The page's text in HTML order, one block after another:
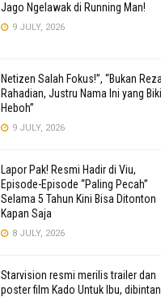
Jago Ngelawak di Running Man!
9 JULY, 2026
Netizen Salah Fokus!”, “Bukan Reza
Rahadian, Justru Nama Ini yang
Heboh”
9 JULY, 2026
Lapor Pak! Resmi Hadir di Viu,
Episode-Episode “Paling Pecah”
Selama 5 Tahun Kini Bisa Ditonton
Kapan Saja
8 JULY, 2026
Starvision resmi merilis trailer dan
poster film Kado Untuk Ibu,